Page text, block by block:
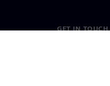
GET IN TOUCH